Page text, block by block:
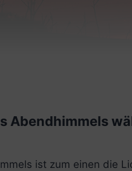
Abendhimmels
ist zum einen die